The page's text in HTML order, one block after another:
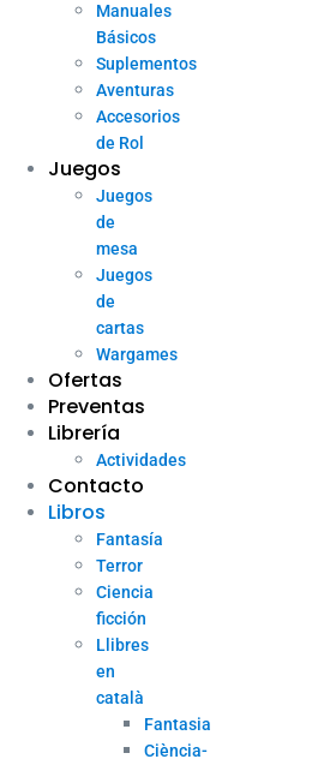
Manuales
Básicos
Suplementos
Aventuras
Accesorios
de Rol
Juegos
Juegos
de
mesa
Juegos
de
cartas
Wargames
Ofertas
Preventas
Librería
Actividades
Contacto
Libros
Fantasía
Terror
Ciencia
ficción
Llibres
en
català
Fantasia
Ciència-